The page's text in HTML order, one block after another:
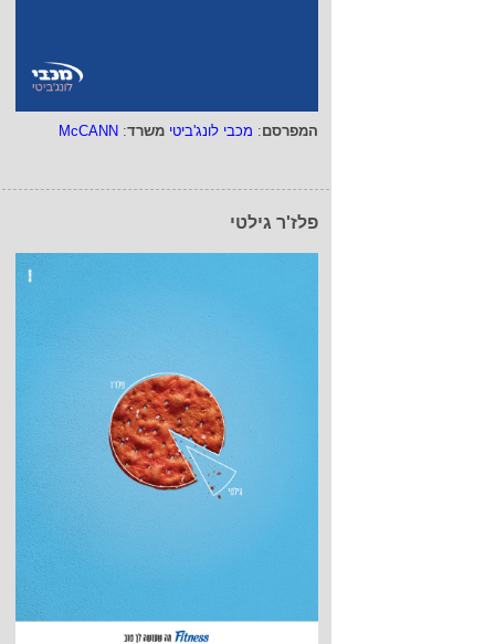
המפרסם: מכבי לונג'ביטי משרד:
McCANN
פלז'ר גילטי